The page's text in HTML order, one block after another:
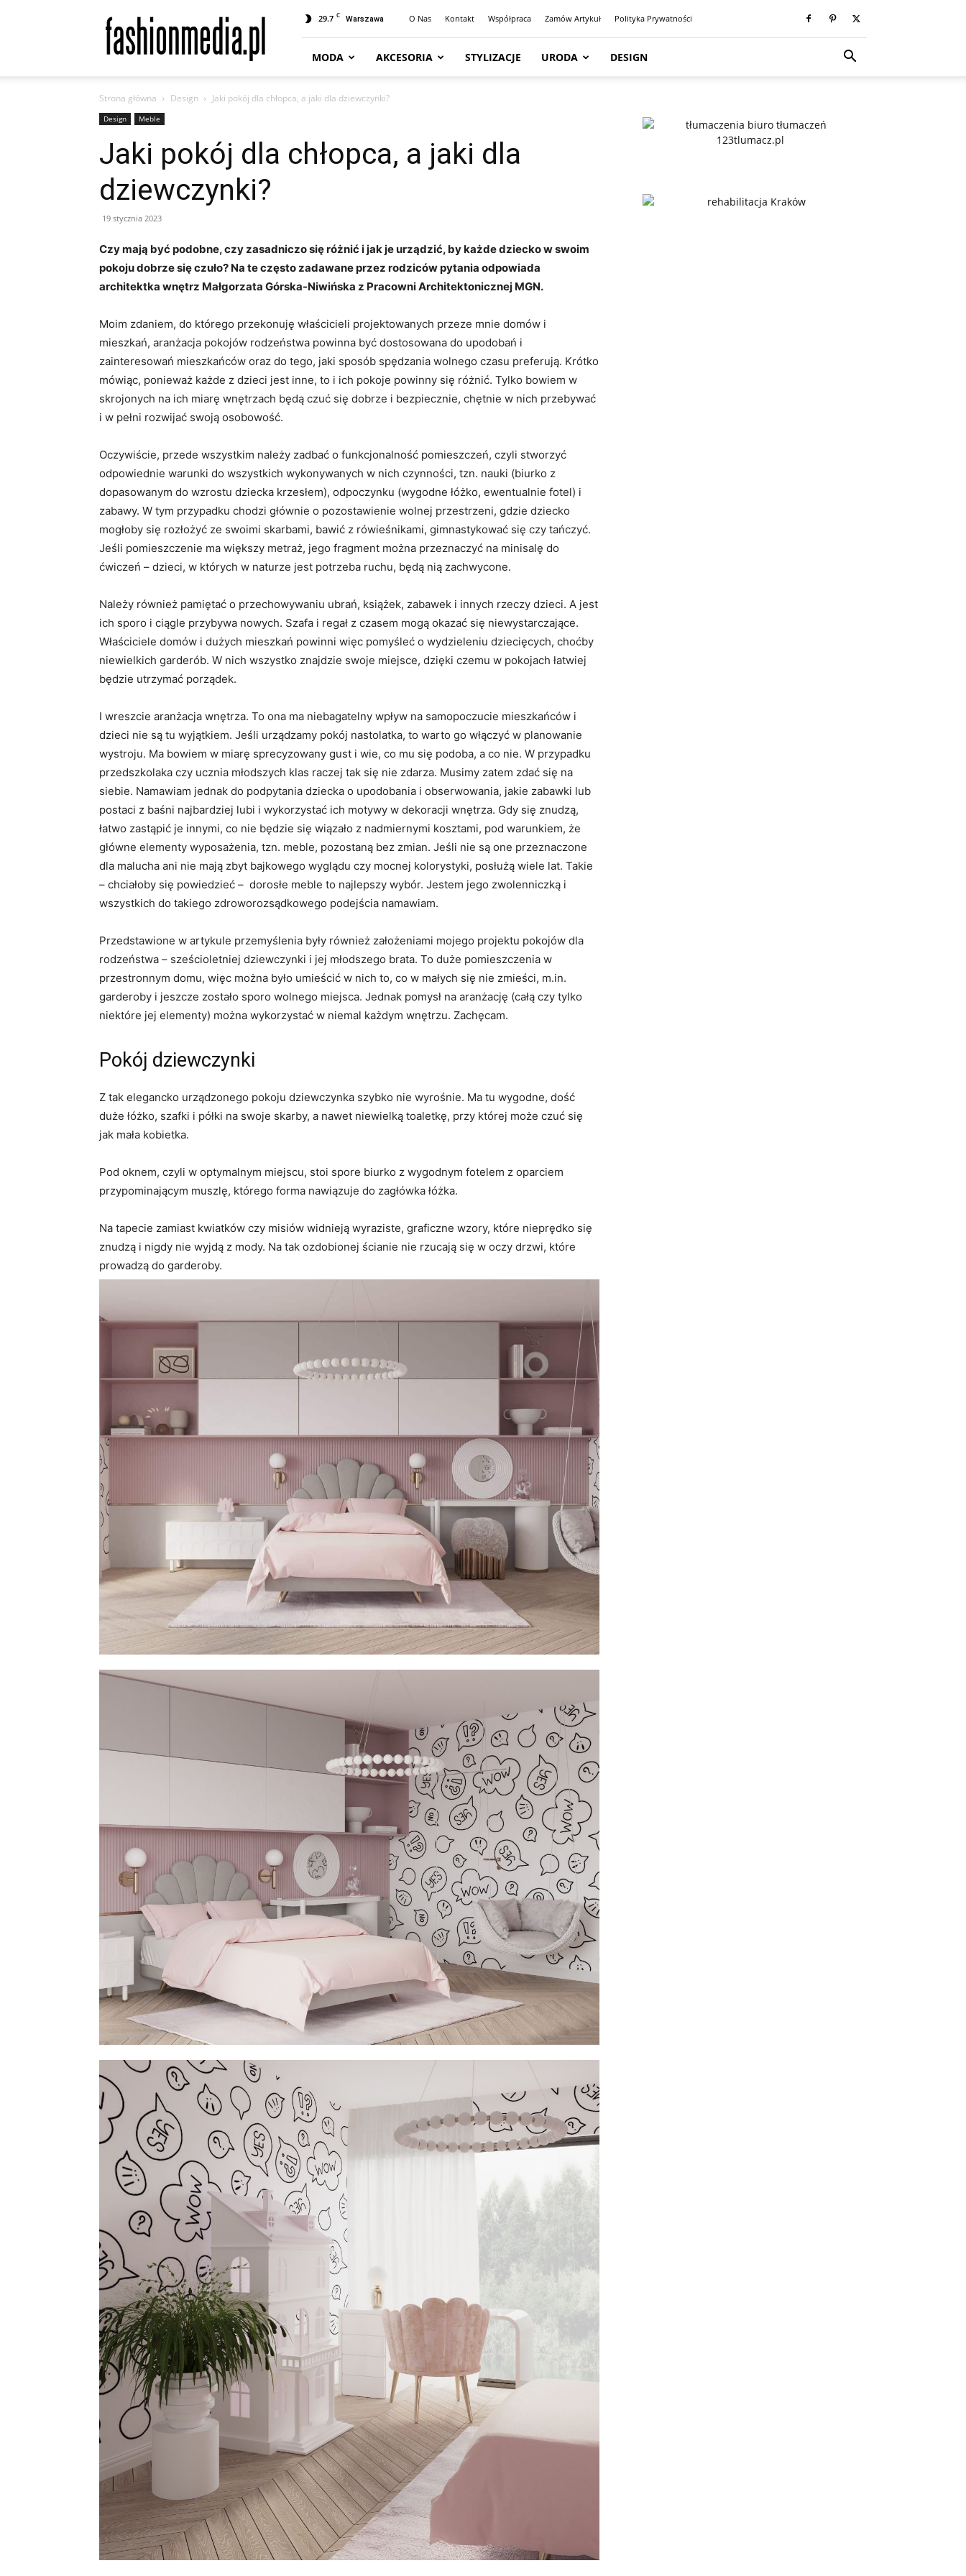
Moda
Styl
|
Design
29.7 C Warszawa O Nas Kontakt Współpraca Zamów Artykuł Polityka Prywatności
MODA AKCESORIA STYLIZACJE URODA DESIGN
Strona główna Design Jaki pokój dla chłopca, a jaki dla dziewczynki?
Design Meble
Jaki pokój dla chłopca, a jaki dla
dziewczynki?
19 stycznia 2023
Czy mają być podobne, czy zasadniczo się różnić i jak je urządzić, by każde dziecko w swoim
pokoju dobrze się czuło? Na te często zadawane przez rodziców pytania odpowiada
architektka wnętrz Małgorzata Górska-Niwińska z Pracowni Architektonicznej MGN.
Moim zdaniem, do którego przekonuję właścicieli projektowanych przeze mnie domów i
mieszkań, aranżacja pokojów rodzeństwa powinna być dostosowana do upodobań i
zainteresowań mieszkańców oraz do tego, jaki sposób spędzania wolnego czasu preferują. Krótko
mówiąc, ponieważ każde z dzieci jest inne, to i ich pokoje powinny się różnić. Tylko bowiem w
skrojonych na ich miarę wnętrzach będą czuć się dobrze i bezpiecznie, chętnie w nich przebywać
i w pełni rozwijać swoją osobowość.
Oczywiście, przede wszystkim należy zadbać o funkcjonalność pomieszczeń, czyli stworzyć
odpowiednie warunki do wszystkich wykonywanych w nich czynności, tzn. nauki (biurko z
dopasowanym do wzrostu dziecka krzesłem), odpoczynku (wygodne łóżko, ewentualnie fotel) i
zabawy. W tym przypadku chodzi głównie o pozostawienie wolnej przestrzeni, gdzie dziecko
mogłoby się rozłożyć ze swoimi skarbami, bawić z rówieśnikami, gimnastykować się czy tańczyć.
Jeśli pomieszczenie ma większy metraż, jego fragment można przeznaczyć na minisalę do
ćwiczeń – dzieci, w których w naturze jest potrzeba ruchu, będą nią zachwycone.
Należy również pamiętać o przechowywaniu ubrań, książek, zabawek i innych rzeczy dzieci. A jest
ich sporo i ciągle przybywa nowych. Szafa i regał z czasem mogą okazać się niewystarczające.
Właściciele domów i dużych mieszkań powinni więc pomyśleć o wydzieleniu dziecięcych, choćby
niewielkich garderób. W nich wszystko znajdzie swoje miejsce, dzięki czemu w pokojach łatwiej
będzie utrzymać porządek.
I wreszcie aranżacja wnętrza. To ona ma niebagatelny wpływ na samopoczucie mieszkańców i
dzieci nie są tu wyjątkiem. Jeśli urządzamy pokój nastolatka, to warto go włączyć w planowanie
wystroju. Ma bowiem w miarę sprecyzowany gust i wie, co mu się podoba, a co nie. W przypadku
przedszkolaka czy ucznia młodszych klas raczej tak się nie zdarza. Musimy zatem zdać się na
siebie. Namawiam jednak do podpytania dziecka o upodobania i obserwowania, jakie zabawki lub
postaci z baśni najbardziej lubi i wykorzystać ich motywy w dekoracji wnętrza. Gdy się znudzą,
łatwo zastąpić je innymi, co nie będzie się wiązało z nadmiernymi kosztami, pod warunkiem, że
główne elementy wyposażenia, tzn. meble, pozostaną bez zmian. Jeśli nie są one przeznaczone
dla malucha ani nie mają zbyt bajkowego wyglądu czy mocnej kolorystyki, posłużą wiele lat. Takie
– chciałoby się powiedzieć – dorosłe meble to najlepszy wybór. Jestem jego zwolenniczką i
wszystkich do takiego zdroworozsądkowego podejścia namawiam.
Przedstawione w artykule przemyślenia były również założeniami mojego projektu pokojów dla
rodzeństwa – sześcioletniej dziewczynki i jej młodszego brata. To duże pomieszczenia w
przestronnym domu, więc można było umieścić w nich to, co w małych się nie zmieści, m.in.
garderoby i jeszcze zostało sporo wolnego miejsca. Jednak pomysł na aranżację (całą czy tylko
niektóre jej elementy) można wykorzystać w niemal każdym wnętrzu. Zachęcam.
Pokój dziewczynki
Z tak elegancko urządzonego pokoju dziewczynka szybko nie wyrośnie. Ma tu wygodne, dość
duże łóżko, szafki i półki na swoje skarby, a nawet niewielką toaletkę, przy której może czuć się
jak mała kobietka.
Pod oknem, czyli w optymalnym miejscu, stoi spore biurko z wygodnym fotelem z oparciem
przypominającym muszlę, którego forma nawiązuje do zagłówka łóżka.
Na tapecie zamiast kwiatków czy misiów widnieją wyraziste, graficzne wzory, które nieprędko się
znudzą i nigdy nie wyjdą z mody. Na tak ozdobionej ścianie nie rzucają się w oczy drzwi, które
prowadzą do garderoby.